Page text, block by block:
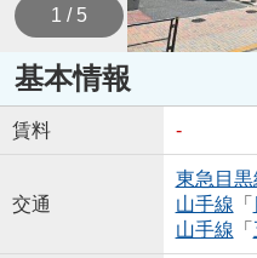
1 / 5
基本情報
賃料 -
交通
東急目黒
山手線 「
山手線 「